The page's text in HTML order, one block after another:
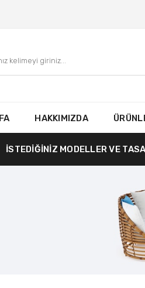
İSTEDİĞİNİZ MODELLER VE
HAKKIMIZDA